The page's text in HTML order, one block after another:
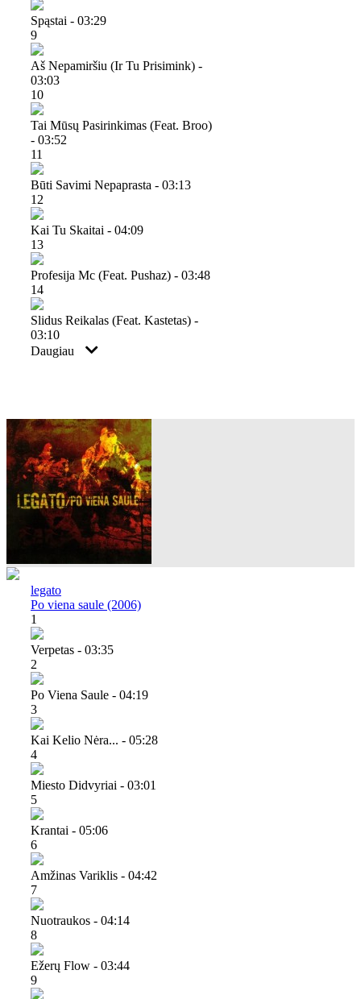
Spąstai - 03:29
9
Aš Nepamiršiu (ir Tu Prisimink) -
03:03
10
Tai Mūsų Pasirinkimas (feat. Broo)
- 03:52
11
Būti Savimi Nepaprasta - 03:13
12
Kai Tu Skaitai - 04:09
13
Profesija Mc (feat. Pushaz) - 03:48
14
Slidus Reikalas (feat. Kastetas) -
03:10
Daugiau
legato
Po viena saule (2006)
1
Verpetas - 03:35
2
Po Viena Saule - 04:19
3
Kai Kelio Nėra... - 05:28
4
Miesto Didvyriai - 03:01
5
Krantai - 05:06
6
Amžinas Variklis - 04:42
7
Nuotraukos - 04:14
8
Ežerų Flow - 03:44
9